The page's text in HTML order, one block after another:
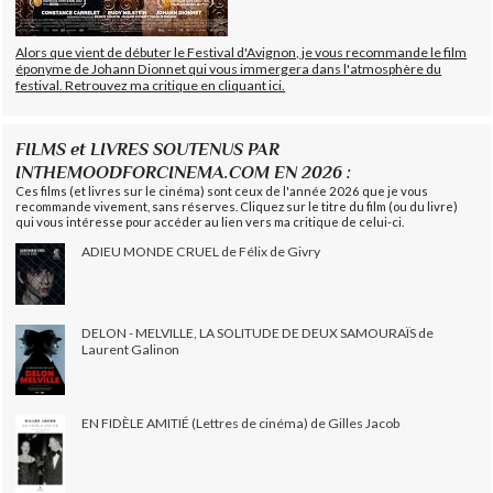
Alors que vient de débuter le Festival d'Avignon, je vous recommande le film
éponyme de Johann Dionnet qui vous immergera dans l'atmosphère du
festival. Retrouvez ma critique en cliquant ici.
FILMS et LIVRES SOUTENUS PAR
INTHEMOODFORCINEMA.COM EN 2026 :
Ces films (et livres sur le cinéma) sont ceux de l'année 2026 que je vous
recommande vivement, sans réserves. Cliquez sur le titre du film (ou du livre)
qui vous intéresse pour accéder au lien vers ma critique de celui-ci.
ADIEU MONDE CRUEL de Félix de Givry
DELON - MELVILLE, LA SOLITUDE DE DEUX SAMOURAÏS de
Laurent Galinon
EN FIDÈLE AMITIÉ (Lettres de cinéma) de Gilles Jacob